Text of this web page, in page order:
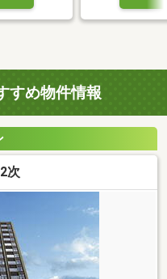
すめ物件情報
次